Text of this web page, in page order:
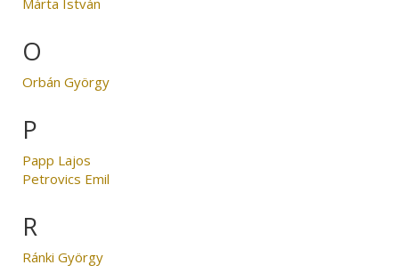
O
Orbán György
P
Papp Lajos
Petrovics Emil
R
Ránki György